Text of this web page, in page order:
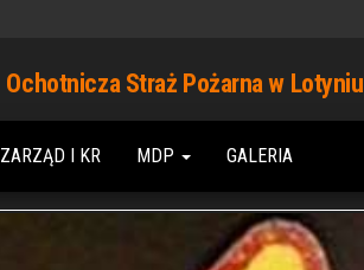
Ochotnicza Straż Pożarna w Lotyniu
ZARZĄD I KR MDP GALERIA